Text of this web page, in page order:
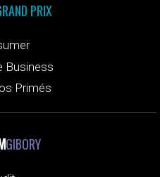
PRIX
Business
Primés
GIBORY